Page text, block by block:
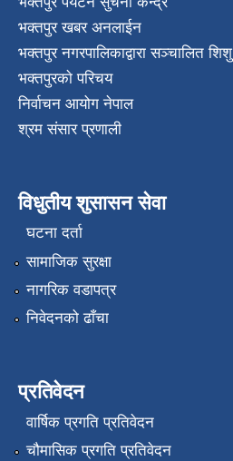
भक्तपुर खबर अनलाईन
भक्तपुर नगरपालिकाद्वारा सञ्चालित
भक्तपुरकाे परिचय
निर्वाचन आयोग नेपाल
श्रम संसार प्रणाली
विधुतीय शुसासन सेवा
घटना दर्ता
सामाजिक सुरक्षा
नागरिक वडापत्र
निवेदनको ढाँचा
प्रतिवेदन
वार्षिक प्रगति प्रतिवेदन
चौमासिक प्रगति प्रतिवेदन